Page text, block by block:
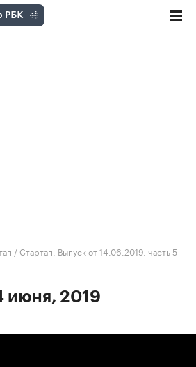
/Стартап. Выпуск от 14.06.2019, часть 5
июня, 2019